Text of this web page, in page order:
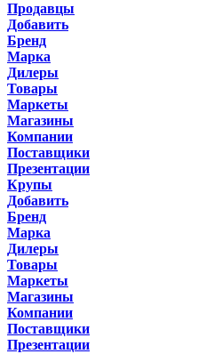
Продавцы
Добавить
Бренд
Марка
Дилеры
Товары
Маркеты
Магазины
Компании
Поставщики
Презентации
Крупы
Добавить
Бренд
Марка
Дилеры
Товары
Маркеты
Магазины
Компании
Поставщики
Презентации